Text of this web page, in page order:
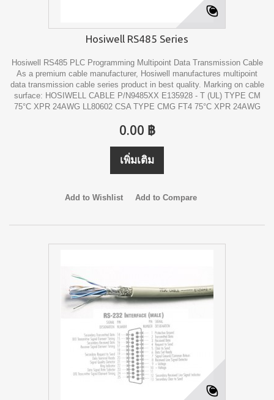
Hosiwell RS485 Series
Hosiwell RS485 PLC Programming Multipoint Data Transmission Cable
As a premium cable manufacturer, Hosiwell manufactures multipoint
data transmission cable series product in best quality. Marking on cable
surface: HOSIWELL CABLE P/N9485XX E135928 - T (UL) TYPE CM
75°C XPR 24AWG LL80602 CSA TYPE CMG FT4 75°C XPR 24AWG
0.00 ฿
เพิ่มเติม
Add to Wishlist Add to Compare